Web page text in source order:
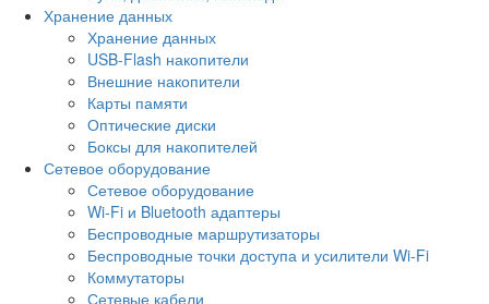
Хранение данных
Хранение данных
USB-Flash накопители
Внешние накопители
Карты памяти
Оптические диски
Боксы для накопителей
Сетевое оборудование
Сетевое оборудование
Wi-Fi и Bluetooth адаптеры
Беспроводные маршрутизаторы
Беспроводные точки доступа и усилители Wi-Fi
Коммутаторы
Сетевые кабели